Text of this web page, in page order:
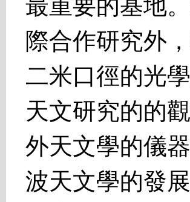
最重要的基地
際合作研究外
二米口徑的光
天文研究的的
外天文學的儀
波天文學的發